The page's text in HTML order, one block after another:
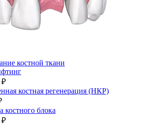
костной ткани
₽
костная регенерация (НКР)
костного блока
₽